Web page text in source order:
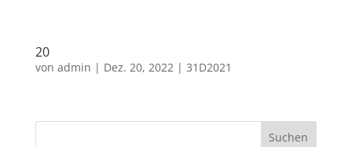
20
von admin | Dez. 20, 2022| 31D2021
Suchen